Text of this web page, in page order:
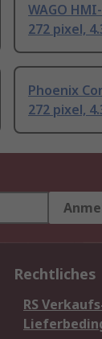
WAGO
272 pixel,
Phoenix
272 pixel,
Rechtliches
RS